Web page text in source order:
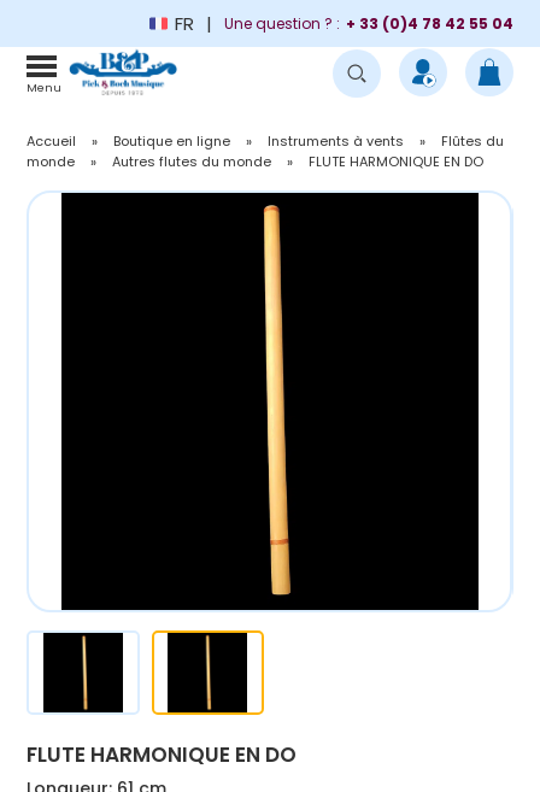
FR Une question ? : + 33 (0)4 78 42 55 04
Menu
Accueil » Boutique en ligne » Instruments à vents »
Flûtes du
monde
» Autres flutes du monde » FLUTE HARMONIQUE EN DO
FLUTE HARMONIQUE EN DO